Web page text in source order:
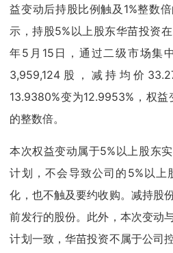
益变动后持股比例触及1%整数
示，持股5%以上股东华苗投资
年5月15日，通过二级市场集
3,959,124股，减持均价
13.9380%变为12.9953%，权益
的整数倍。
本次权益变动属于5%以上股东
计划，不会导致公司的5%以上
化，也不触及要约收购。减持股
前发行的股份。此外，本次变动
计划一致，华苗投资不属于公司